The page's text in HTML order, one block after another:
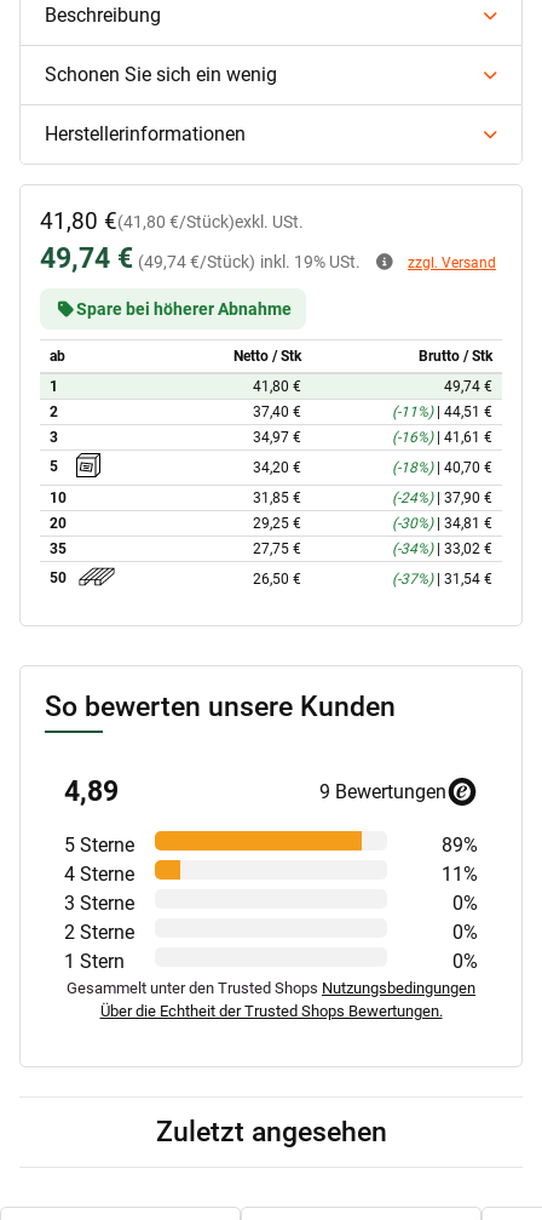
Beschreibung
Schonen Sie sich ein wenig
Herstellerinformationen
41,80 €(41,80 €/Stück)exkl. USt.
49,74 € (49,74 €/Stück) inkl. 19% USt. zzgl. Versand
Spare bei höherer Abnahme
ab Netto / Stk
Brutto / Stk
1
41,80 €
49,74 €
2
37,40 € (-11%) 44,51 €
3
34,97 € (-16%) 41,61 €
5
34,20 € (-18%) 40,70 €
10
31,85 € (-24%) 37,90 €
20
29,25 € (-30%) 34,81 €
35
27,75 € (-34%) 33,02 €
50
26,50 € (-37%) 31,54 €
So bewerten unsere Kunden
4,89 9 Bewertungen
5 Sterne
89%
4 Sterne
11%
3 Sterne
0%
2 Sterne
0%
1 Stern
0%
Gesammelt unter den Trusted Shops Nutzungsbedingungen
Über die Echtheit der Trusted Shops Bewertungen.
Zuletzt angesehen